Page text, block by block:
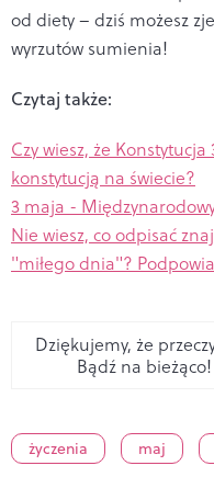
od diety – dziś możesz
wyrzutów sumienia!
Czytaj także:
Czy wiesz, że
konstytucją na świecie?
3 maja -
Nie wiesz, co odpisać
"miłego dnia"?
Dziękujemy, że
Bądź na bieżąco!
życzenia maj